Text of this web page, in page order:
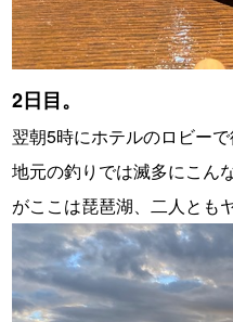
2日目。
翌朝5時にホテルのロビー
地元の釣りでは滅多にこん
がここは琵琶湖、二人とも